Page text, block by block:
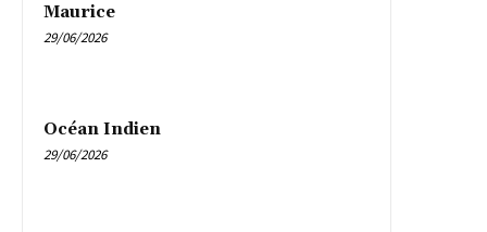
Maurice
29/06/2026
Océan Indien
29/06/2026